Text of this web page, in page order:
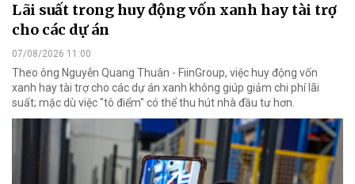
Lãi suất trong huy động vốn xanh hay tài trợ
cho các dự án
07/08/2026 11:00
Theo ông Nguyễn Quang Thuân - FiinGroup, việc huy động vốn
xanh hay tài trợ cho các dự án xanh không giúp giảm chi phí lãi
suất; mặc dù việc "tô điểm" có thể thu hút nhà đầu tư hơn.